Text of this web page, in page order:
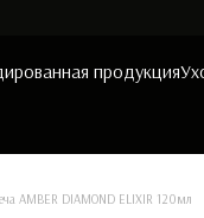
продукция
AMBER DIAMOND ELIXIR 120мл